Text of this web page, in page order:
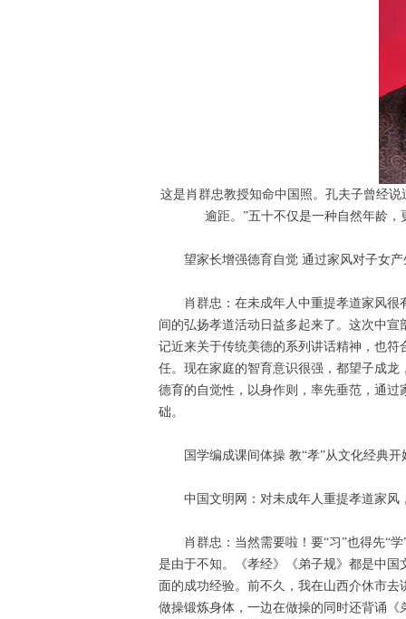
这是肖群忠教授知命中国照。孔夫子曾经
逾距。”五十不仅是一种自然年龄
望家长增强德育自觉 通过家风对子女
肖群忠：在未成年人中重提孝道家风
间的弘扬孝道活动日益多起来了。这次中
记近来关于传统美德的系列讲话精神，也
任。现在家庭的智育意识很强，都望子成
德育的自觉性，以身作则，率先垂范，通
础。
国学编成课间体操 教“孝”从文化经典开
中国文明网：对未成年人重提孝道家
肖群忠：当然需要啦！要“习”也得先“
是由于不知。《孝经》《弟子规》都是中
面的成功经验。前不久，我在山西介休市
做操锻炼身体，一边在做操的同时还背诵